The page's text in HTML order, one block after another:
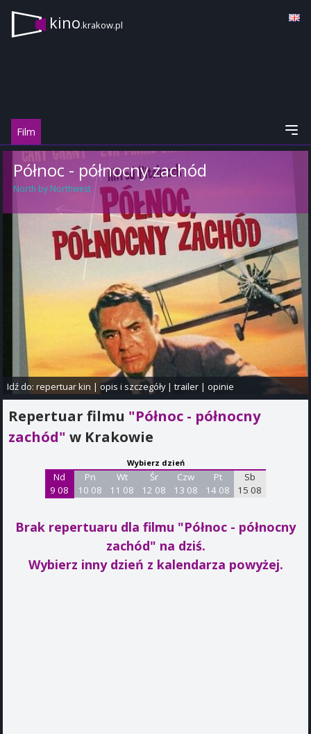
kino.krakow.pl
Film
Północ - północny zachód
North by Northwest
Idź do:repertuar kin |opis i szczegóły|trailer |opinie
Repertuar filmu "Północ - północny
zachód" w Krakowie
Wybierz dzień
Nd
9 08
Pn
10 08
Wt
11 08
Śr
12 08
Czw
13 08
Pt
14 08
Sb
15 08
Brak repertuaru dla filmu "Północ - północny
zachód" na dziś.
Wybierz inny dzień z kalendarza powyżej.